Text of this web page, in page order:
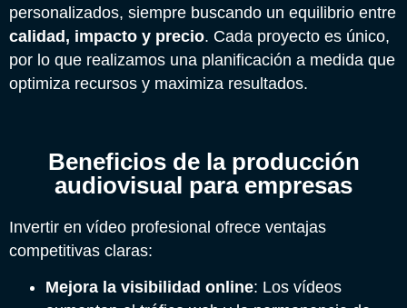
personalizados, siempre buscando un equilibrio entre
calidad, impacto y precio. Cada proyecto es único,
por lo que realizamos una planificación a medida que
optimiza recursos y maximiza resultados.
Beneficios de la producción
audiovisual para empresas
Invertir en vídeo profesional ofrece ventajas
competitivas claras:
Mejora la visibilidad online: Los vídeos